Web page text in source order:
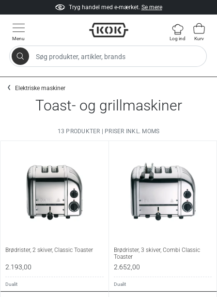
Tryg handel med e-mærket. Se mere
Menu
Søg produkter, artikler, brands
Log ind Kurv
Elektriske maskiner
Toast- og grillmaskiner
13 PRODUKTER | PRISER INKL. MOMS
Brødrister, 2 skiver, Classic Toaster
2.193,00
Dualit
Brødrister, 3 skiver, Combi Classic
Toaster
2.652,00
Dualit